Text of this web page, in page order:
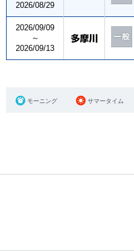
2026/08/29
2026/09/09
～
2026/09/13
モーニング サマータイム